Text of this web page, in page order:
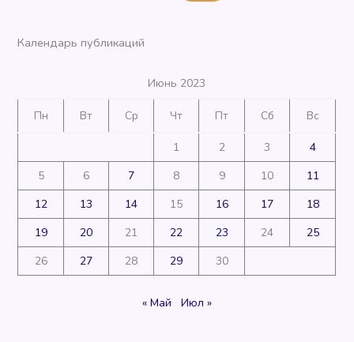
Календарь публикаций
Июнь 2023
Пн Вт Ср Чт Пт Сб Вс
1 2 3
4
5
6 7 8 9 10
11
12
13 14 15 16 17
18
19
20 21 22 23 24
25
26
27 28 29 30
« Май Июл »